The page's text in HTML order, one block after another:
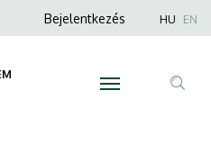
Anonim
menüje
Bejelentkezés HU EN